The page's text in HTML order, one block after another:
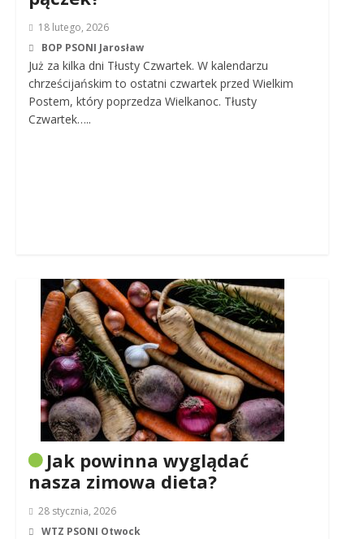
18 lutego, 2026
BOP PSONI Jarosław
Już za kilka dni Tłusty Czwartek. W kalendarzu
chrześcijańskim to ostatni czwartek przed Wielkim
Postem, który poprzedza Wielkanoc. Tłusty
Czwartek…..
Jak powinna wyglądać
nasza zimowa dieta?
28 stycznia, 2026
WTZ PSONI Otwock